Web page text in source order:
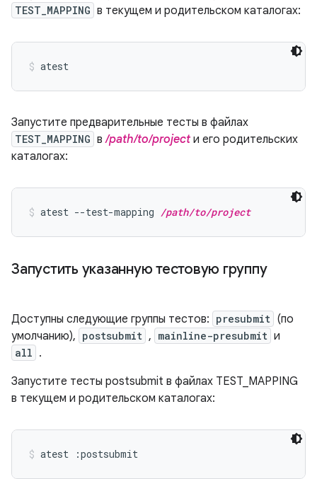
TEST_MAPPING в текущем и родительском каталогах:
atest
Запустите предварительные тесты в файлах
TEST_MAPPING в/path/to/projectи его родительских
каталогах:
atest --test-mapping /path/to/project
Запустить указанную тестовую группу
Доступны следующие группы тестов: presubmit (по
умолчанию), postsubmit , mainline-presubmit и
all .
Запустите тесты postsubmit в файлах TEST_MAPPING
в текущем и родительском каталогах:
atest :postsubmit